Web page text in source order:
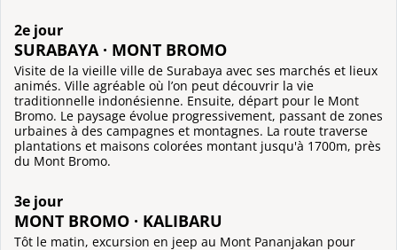
2e jour
SURABAYA · MONT BROMO
Visite de la vieille ville de Surabaya avec ses marchés et lieux
animés. Ville agréable où l’on peut découvrir la vie
traditionnelle indonésienne. Ensuite, départ pour le Mont
Bromo. Le paysage évolue progressivement, passant de zones
urbaines à des campagnes et montagnes. La route traverse
plantations et maisons colorées montant jusqu'à 1700m, près
du Mont Bromo.
3e jour
MONT BROMO · KALIBARU
Tôt le matin, excursion en jeep au Mont Pananjakan pour